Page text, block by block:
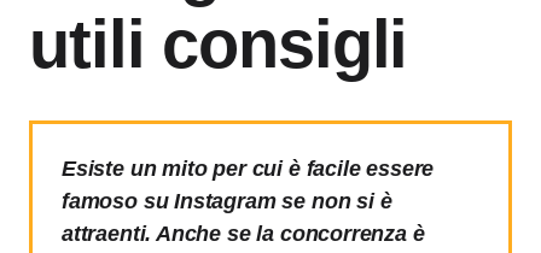
utili consigli
Esiste un mito per cui è facile essere
famoso su Instagram se non si è
attraenti. Anche se la concorrenza è